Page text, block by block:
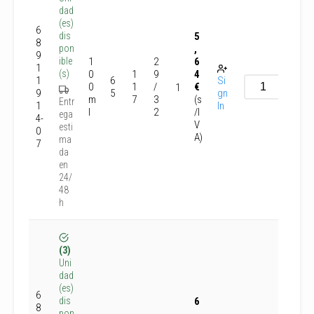
6
8
9
1
1
9
1
4-
0
7
dad
(es)
dis
pon
ible
(s)
Entr
ega
esti
ma
da
en
24/
48
h
1
0
0
m
l
6
5
1
1
7
2
9
/
3
2
1
5
,
6
4
€
(s
/I
V
A)
Si
gn
In
6
8
(3)
Uni
dad
(es)
dis
6